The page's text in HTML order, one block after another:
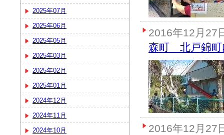
2025年07月
2025年06月
2025年05月
2025年03月
2025年02月
2025年01月
2024年12月
2024年11月
2024年10月
2016年12月27
森町 北戸錦町
2016年12月27